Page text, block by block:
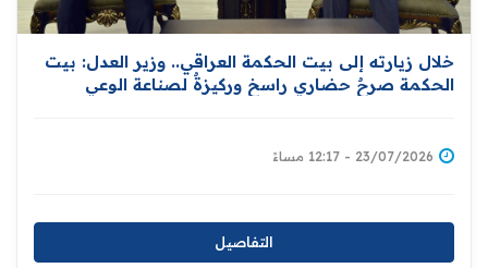
خلال زيارته إلى بيت الحكمة العراقي.. وزير العدل: بيت
الحكمة صرحٌ حضاري راسخ وركيزةٌ لصناعة الوعي
23/07/2026 - 12:17 مساءً
التفاصيل